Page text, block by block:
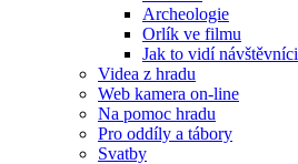
Archeologie
Orlík ve filmu
Jak to vidí návštěvníci
Videa z hradu
Web kamera on-line
Na pomoc hradu
Pro oddíly a tábory
Svatby